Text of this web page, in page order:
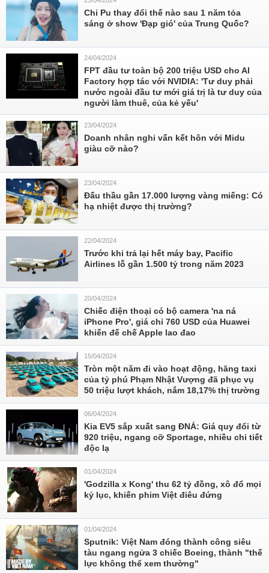
Chi Pu thay đổi thế nào sau 1 năm tỏa
sáng ở show 'Đạp gió' của Trung Quốc?
24/04/2024
FPT đầu tư toàn bộ 200 triệu USD cho AI
Factory hợp tác với NVIDIA: 'Tư duy phải
nước ngoài đầu tư mới giá trị là tư duy của
người làm thuê, của kẻ yếu'
23/04/2024
Doanh nhân nghi vấn kết hôn với Midu
giàu cỡ nào?
23/04/2024
Đấu thầu gần 17.000 lượng vàng miếng: Có
hạ nhiệt được thị trường?
22/04/2024
Trước khi trả lại hết máy bay, Pacific
Airlines lỗ gần 1.500 tỷ trong năm 2023
20/04/2024
Chiếc điện thoại có bộ camera 'na ná
iPhone Pro', giá chỉ 760 USD của Huawei
khiến đế chế Apple lao đao
15/04/2024
Tròn một năm đi vào hoạt động, hãng taxi
của tỷ phú Phạm Nhật Vượng đã phục vụ
50 triệu lượt khách, nắm 18,17% thị trường
06/04/2024
Kia EV5 sắp xuất sang ĐNÁ: Giá quy đổi từ
920 triệu, ngang cỡ Sportage, nhiều chi tiết
độc lạ
01/04/2024
'Godzilla x Kong' thu 62 tỷ đồng, xô đổ mọi
kỷ lục, khiến phim Việt điêu đứng
01/04/2024
Sputnik: Việt Nam đóng thành công siêu
tàu ngang ngửa 3 chiếc Boeing, thành "thế
lực không thể xem thường"